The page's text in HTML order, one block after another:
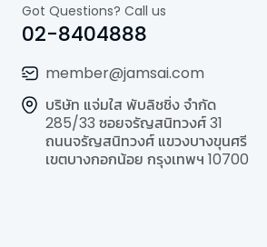
Got Questions? Call us
02-8404888
member@jamsai.com
บริษัท แจ่มใส พับลิชชิ่ง จำกัด
285/33 ซอยจรัญสนิทวงศ์ 31
ถนนจรัญสนิทวงศ์ แขวงบางขุนศรี
เขตบางกอกน้อย กรุงเทพฯ 10700